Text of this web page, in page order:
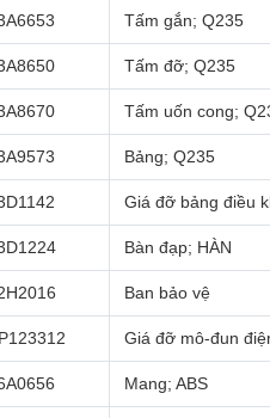
Tấm gắn; Q235
Tấm đỡ; Q235
Tấm uốn cong;
Bảng; Q235
Giá đỡ bảng điều
Bàn đạp; HÀN
Ban bảo vệ
Giá đỡ mô-đun
Mang; ABS